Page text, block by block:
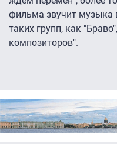
фильма звучит музыка
таких групп, как
композиторов".